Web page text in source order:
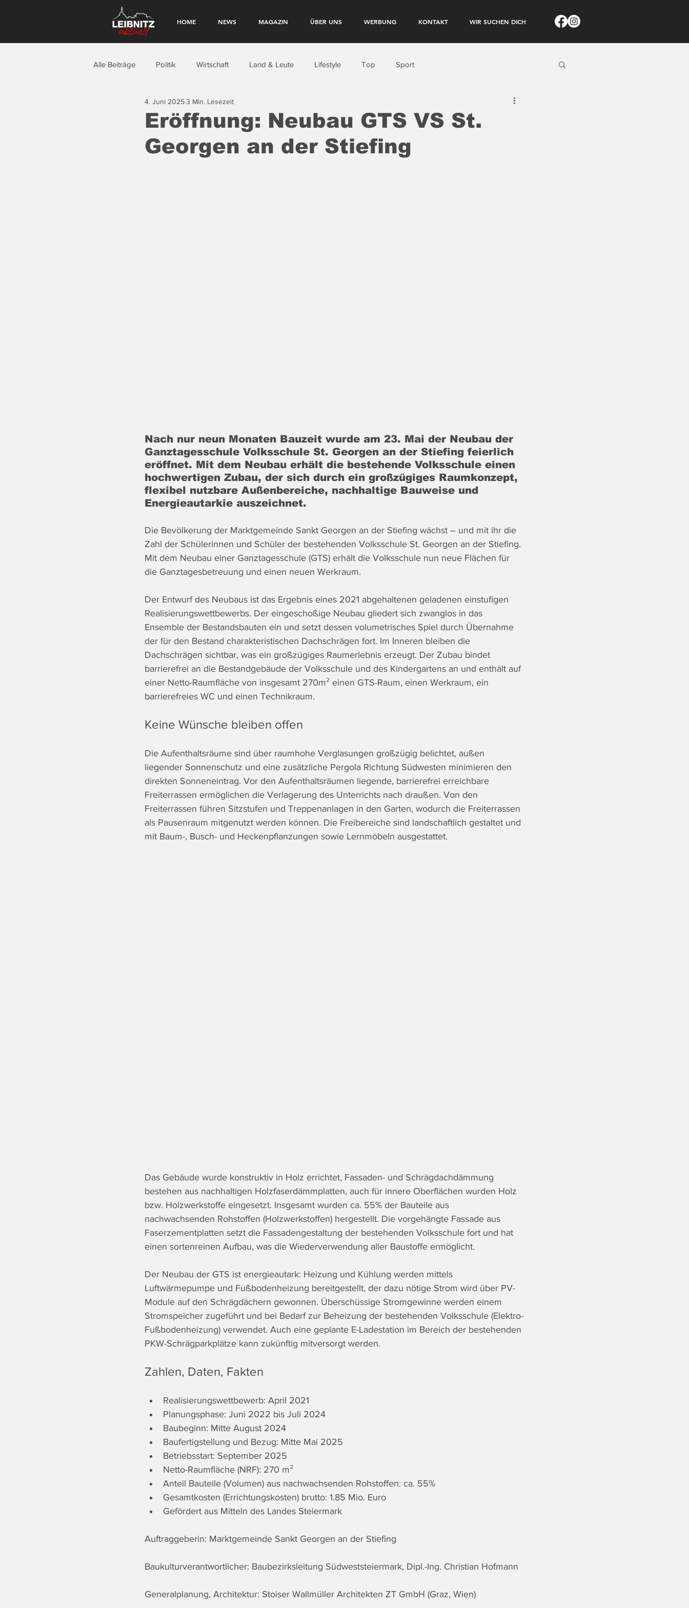
HOME NEWS MAGAZIN ÜBER UNS WERBUNG KONTAKT WIR SUCHEN DICH
Alle Beiträge Politik Wirtschaft Land & Leute Lifestyle Top Sport
Eröffnung: Neubau GTS VS St.
Georgen an der Stiefing
4. Juni 20253 Min. Lesezeit
Nach nur neun Monaten Bauzeit wurde am 23. Mai der Neubau der
Ganztagesschule Volksschule St. Georgen an der Stiefing feierlich
eröffnet. Mit dem Neubau erhält die bestehende Volksschule einen
hochwertigen Zubau, der sich durch ein großzügiges Raumkonzept,
flexibel nutzbare Außenbereiche, nachhaltige Bauweise und
Energieautarkie auszeichnet.
Die Bevölkerung der Marktgemeinde Sankt Georgen an der Stiefing wächst – und mit ihr die
Zahl der Schülerinnen und Schüler der bestehenden Volksschule St. Georgen an der Stiefing.
Mit dem Neubau einer Ganztagesschule (GTS) erhält die Volksschule nun neue Flächen für
die Ganztagesbetreuung und einen neuen Werkraum.
Der Entwurf des Neubaus ist das Ergebnis eines 2021 abgehaltenen geladenen einstufigen
Realisierungswettbewerbs. Der eingeschoßige Neubau gliedert sich zwanglos in das
Ensemble der Bestandsbauten ein und setzt dessen volumetrisches Spiel durch Übernahme
der für den Bestand charakteristischen Dachschrägen fort. Im Inneren bleiben die
Dachschrägen sichtbar, was ein großzügiges Raumerlebnis erzeugt. Der Zubau bindet
barrierefrei an die Bestandgebäude der Volksschule und des Kindergartens an und enthält auf
einer Netto-Raumfläche von insgesamt 270m² einen GTS-Raum, einen Werkraum, ein
barrierefreies WC und einen Technikraum.
Keine Wünsche bleiben offen
Die Aufenthaltsräume sind über raumhohe Verglasungen großzügig belichtet, außen
liegender Sonnenschutz und eine zusätzliche Pergola Richtung Südwesten minimieren den
direkten Sonneneintrag. Vor den Aufenthaltsräumen liegende, barrierefrei erreichbare
Freiterrassen ermöglichen die Verlagerung des Unterrichts nach draußen. Von den
Freiterrassen führen Sitzstufen und Treppenanlagen in den Garten, wodurch die Freiterrassen
als Pausenraum mitgenutzt werden können. Die Freibereiche sind landschaftlich gestaltet und
mit Baum-, Busch- und Heckenpflanzungen sowie Lernmöbeln ausgestattet.
Das Gebäude wurde konstruktiv in Holz errichtet, Fassaden- und Schrägdachdämmung
bestehen aus nachhaltigen Holzfaserdämmplatten, auch für innere Oberflächen wurden Holz
bzw. Holzwerkstoffe eingesetzt. Insgesamt wurden ca. 55% der Bauteile aus
nachwachsenden Rohstoffen (Holzwerkstoffen) hergestellt. Die vorgehängte Fassade aus
Faserzementplatten setzt die Fassadengestaltung der bestehenden Volksschule fort und hat
einen sortenreinen Aufbau, was die Wiederverwendung aller Baustoffe ermöglicht.
Der Neubau der GTS ist energieautark: Heizung und Kühlung werden mittels
Luftwärmepumpe und Fußbodenheizung bereitgestellt, der dazu nötige Strom wird über PV-
Module auf den Schrägdächern gewonnen. Überschüssige Stromgewinne werden einem
Stromspeicher zugeführt und bei Bedarf zur Beheizung der bestehenden Volksschule (Elektro-
Fußbodenheizung) verwendet. Auch eine geplante E-Ladestation im Bereich der bestehenden
PKW-Schrägparkplätze kann zukünftig mitversorgt werden.
Zahlen, Daten, Fakten
Realisierungswettbewerb: April 2021
Planungsphase: Juni 2022 bis Juli 2024
Baubeginn: Mitte August 2024
Baufertigstellung und Bezug: Mitte Mai 2025
Betriebsstart: September 2025
Netto-Raumfläche (NRF): 270 m²
Anteil Bauteile (Volumen) aus nachwachsenden Rohstoffen: ca. 55%
Gesamtkosten (Errichtungskosten) brutto: 1.85 Mio. Euro
Gefördert aus Mitteln des Landes Steiermark
Auftraggeberin: Marktgemeinde Sankt Georgen an der Stiefing
Baukulturverantwortlicher: Baubezirksleitung Südweststeiermark, Dipl.-Ing. Christian Hofmann
Generalplanung, Architektur: Stoiser Wallmüller Architekten ZT GmbH (Graz, Wien)